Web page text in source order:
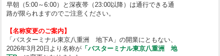
早朝（5:00～6:00）と深夜帯（23:00以降）は通行できる通
路が限られますのでご注意ください。
【名称変更のご案内】
「バスターミナル東京八重洲 地下A」の開業にともない、
2026年3月20日より名称が 「バスターミナル東京八重洲 地